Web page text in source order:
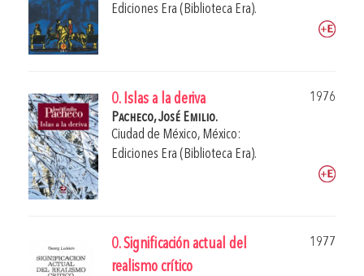
Ediciones Era (Biblioteca Era).
0. Islas a la deriva
1976
Pacheco, José Emilio.
Ciudad de México, México:
Ediciones Era (Biblioteca Era).
0. Significación actual del
realismo crítico
1977